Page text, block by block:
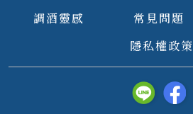
調酒靈感
常見問題
隱私權政策